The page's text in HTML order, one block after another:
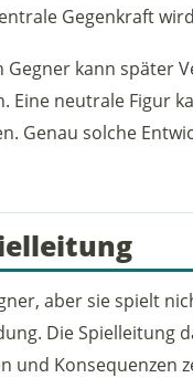
Gegenkraft
Gegner kann später
Eine neutrale Figur
Genau solche
aber sie spielt
Die Spielleitung
und Konsequenzen